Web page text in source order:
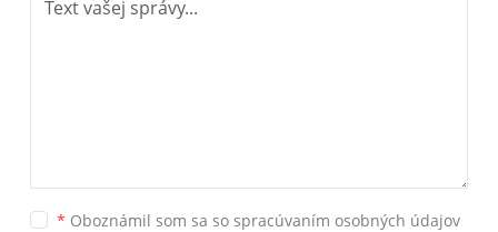
* Oboznámil som sa so spracúvaním osobných údajov